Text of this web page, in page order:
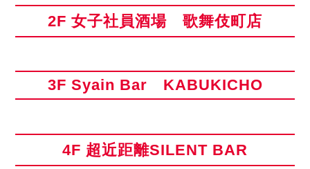
2F 女子社員酒場 歌舞伎町店
3F Syain Bar KABUKICHO
4F 超近距離SILENT BAR